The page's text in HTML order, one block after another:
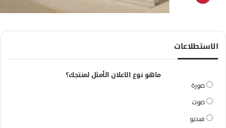
الاستطلاعات
ماهو نوع الاعلان الأمثل لمنتجك؟
صورة
صوت
فيديو